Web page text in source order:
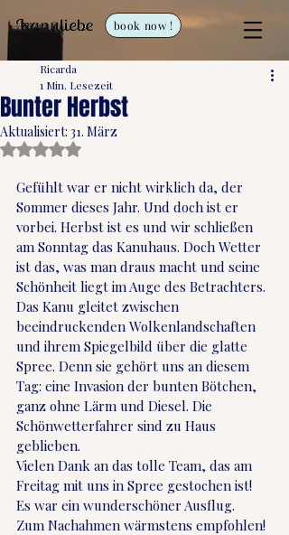
book now !
Bunter Herbst
Ricarda
1 Min. Lesezeit
Aktualisiert: 31. März
Mit NaN von 5 Sternen bewertet.
Gefühlt war er nicht wirklich da, der
Sommer dieses Jahr. Und doch ist er
vorbei. Herbst ist es und wir schließen
am Sonntag das Kanuhaus. Doch Wetter
ist das, was man draus macht und seine
Schönheit liegt im Auge des Betrachters.
Das Kanu gleitet zwischen
beeindruckenden Wolkenlandschaften
und ihrem Spiegelbild über die glatte
Spree. Denn sie gehört uns an diesem
Tag: eine Invasion der bunten Bötchen,
ganz ohne Lärm und Diesel. Die
Schönwetterfahrer sind zu Haus
geblieben.
Vielen Dank an das tolle Team, das am
Freitag mit uns in Spree gestochen ist!
Es war ein wunderschöner Ausflug.
Zum Nachahmen wärmstens empfohlen!